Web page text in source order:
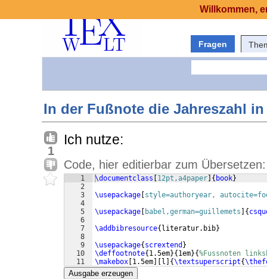
Fragen
In der Fußnote die Jahreszahl
1
Ich nutze:
Code, hier editierbar zum Übersetzen:
1
2
3
4
5
6
7
8
9
10
11
\documentclass 12pt,a4paper { book}
\usepackage style=authoryear,
\usepackage
babel,german=guillemets {
\addbibresource{ literatur.bib}
\usepackage{ scrextend }
\deffootnote{ 1.5em}{ 1em}{%Fussnoten
\makebox 1.5em l {\textsuperscript{
Ausgabe erzeugen
Willkommen,